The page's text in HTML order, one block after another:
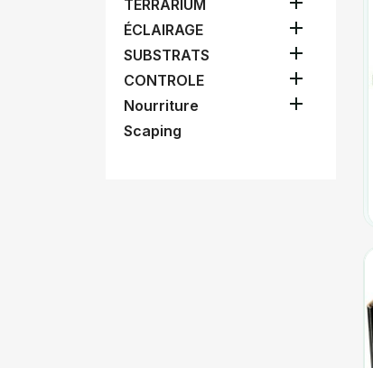
TERRARIUM
ÉCLAIRAGE 
SUBSTRATS 
CONTROLE 
Nourriture 
Scaping